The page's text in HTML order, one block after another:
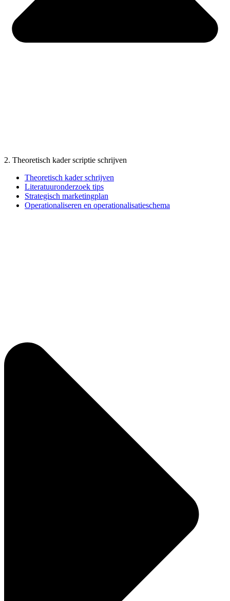
2. Theoretisch kader scriptie schrijven
Theoretisch kader schrijven
Literatuuronderzoek tips
Strategisch marketingplan
Operationaliseren en operationalisatieschema